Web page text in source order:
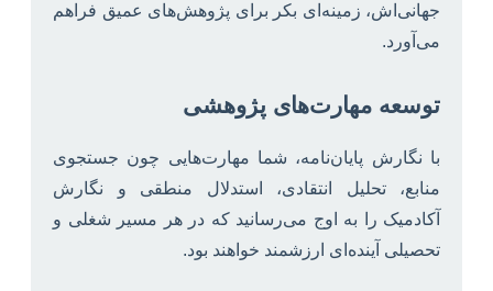
جهانی‌اش، زمینه‌ای بکر برای پژوهش‌های عمیق فراهم
می‌آورد.
توسعه مهارت‌های پژوهشی
با نگارش پایان‌نامه، شما مهارت‌هایی چون جستجوی
منابع، تحلیل انتقادی، استدلال منطقی و نگارش
آکادمیک را به اوج می‌رسانید که در هر مسیر شغلی و
تحصیلی آینده‌ای ارزشمند خواهند بود.